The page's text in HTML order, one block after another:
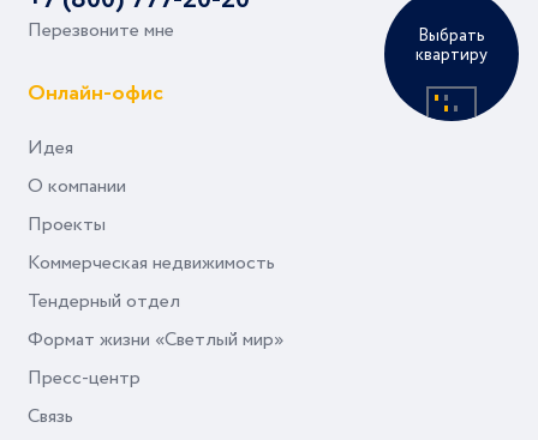
Выбрать
квартиру
Перезвоните мне
Онлайн-офис
Идея
О компании
Проекты
Коммерческая недвижимость
Тендерный отдел
Формат жизни «Светлый мир»
Пресс-центр
Связь